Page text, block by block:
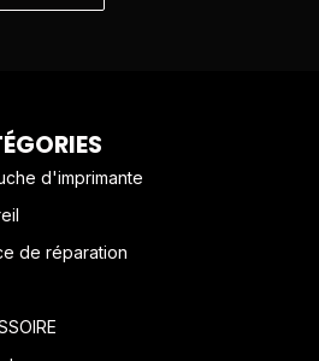
d'imprimante
de réparation